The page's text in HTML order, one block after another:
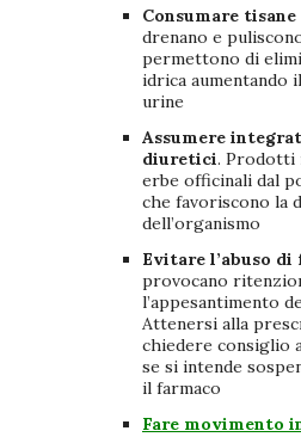
Consumare
drenano e
permettono di
idrica aumentando
urine
Assumere
diuretici. Prodotti
erbe officinali dal
che favoriscono la
dell’organismo
Evitare l’abuso di
provocano
l’appesantimento
Attenersi alla
chiedere consiglio
se si intende
il farmaco
Fare movimento